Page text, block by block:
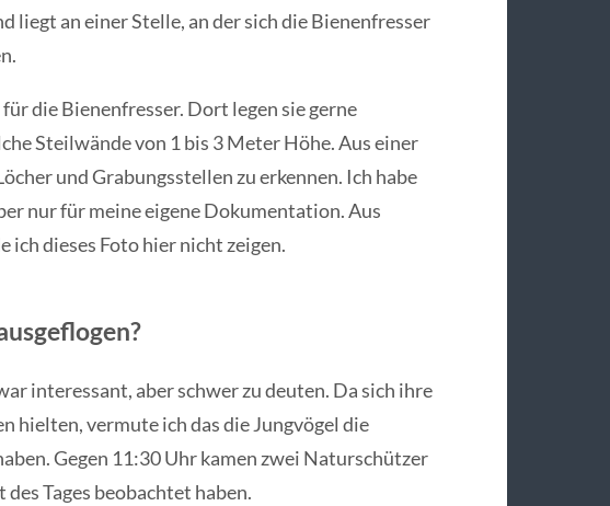
liegt an einer Stelle, an der sich die Bienenfresser
die Bienenfresser. Dort legen sie gerne
Steilwände von 1 bis 3 Meter Höhe. Aus einer
und Grabungsstellen zu erkennen. Ich habe
nur für meine eigene Dokumentation. Aus
ich dieses Foto hier nicht zeigen.
interessant, aber schwer zu deuten. Da sich ihre
hielten, vermute ich das die Jungvögel die
Gegen 11:30 Uhr kamen zwei Naturschützer
Tages beobachtet haben.